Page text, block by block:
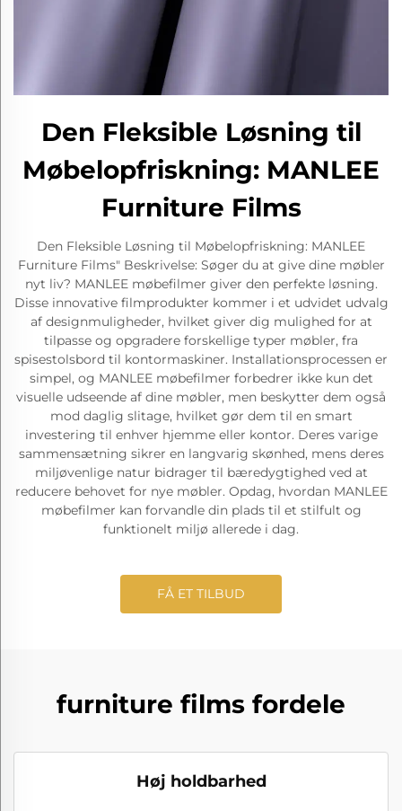
Den Fleksible Løsning til
Møbelopfriskning: MANLEE
Furniture Films
Den Fleksible Løsning til Møbelopfriskning: MANLEE
Furniture Films" Beskrivelse: Søger du at give dine møbler
nyt liv? MANLEE møbefilmer giver den perfekte løsning.
Disse innovative filmprodukter kommer i et udvidet udvalg
af designmuligheder, hvilket giver dig mulighed for at
tilpasse og opgradere forskellige typer møbler, fra
spisestolsbord til kontormaskiner. Installationsprocessen er
simpel, og MANLEE møbefilmer forbedrer ikke kun det
visuelle udseende af dine møbler, men beskytter dem også
mod daglig slitage, hvilket gør dem til en smart
investering til enhver hjemme eller kontor. Deres varige
sammensætning sikrer en langvarig skønhed, mens deres
miljøvenlige natur bidrager til bæredygtighed ved at
reducere behovet for nye møbler. Opdag, hvordan MANLEE
møbefilmer kan forvandle din plads til et stilfult og
funktionelt miljø allerede i dag.
FÅ ET TILBUD
furniture films fordele
Høj holdbarhed